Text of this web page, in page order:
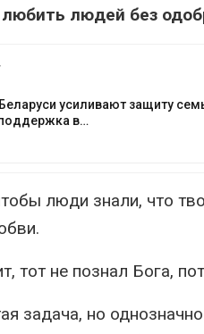
людей без
усиливают защиту
в…
люди знали, что
тот не познал Бога,
задача, но